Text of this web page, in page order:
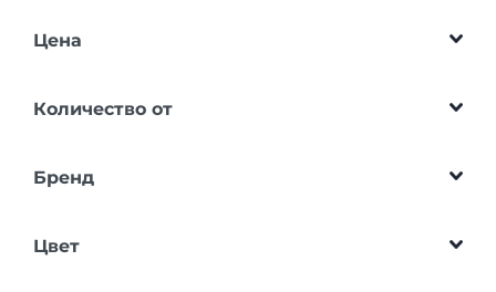
Цена
Количество от
Бренд
Цвет